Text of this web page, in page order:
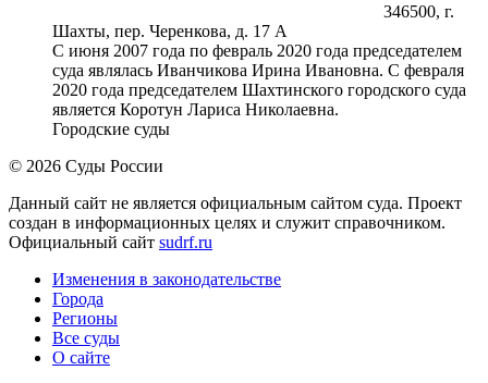
346500, г.
Шахты, пер. Черенкова, д. 17 А
С июня 2007 года по февраль 2020 года председателем
суда являлась Иванчикова Ирина Ивановна. С февраля
2020 года председателем Шахтинского городского суда
является Коротун Лариса Николаевна.
Городские суды
© 2026 Суды России
Данный сайт не является официальным сайтом суда. Проект
создан в информационных целях и служит справочником.
Официальный сайт sudrf.ru
Изменения в законодательстве
Города
Регионы
Все суды
О сайте